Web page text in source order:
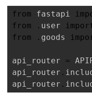
from fastapi
from
. user
from
. goods
api_router =
api_router .
api_router .